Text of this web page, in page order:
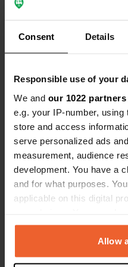
Consent Details
Responsible use of your
We and our 1022 partners
e.g. your IP-number,
store and access
serve personalized ads
measurement, audience
development. You have a
and for what purposes.
applicable on this digital
any time from the Cookie
the Privacy trigger icon.
Allow
Es-tu
Contact
Alfred-Kühnert-